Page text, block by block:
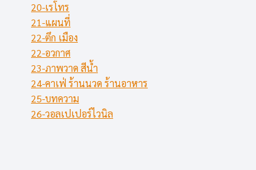
20-เรโทร
21-แผนที่
22-ตึก เมือง
22-อวกาศ
23-ภาพวาด สีน้ำ
24-คาเฟ่ ร้านนวด ร้านอาหาร
25-บทความ
26-วอลเปเปอร์ไวนิล